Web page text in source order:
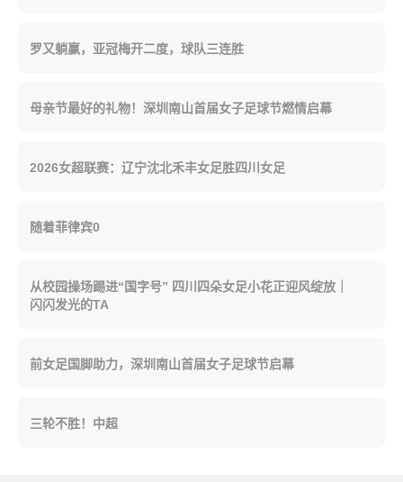
罗又躺赢，亚冠梅开二度，球队三连胜
母亲节最好的礼物！深圳南山首届女子足球节燃情启幕
2026女超联赛：辽宁沈北禾丰女足胜四川女足
随着菲律宾0
从校园操场踢进“国字号” 四川四朵女足小花正迎风绽放｜
闪闪发光的TA
前女足国脚助力，深圳南山首届女子足球节启幕
三轮不胜！中超